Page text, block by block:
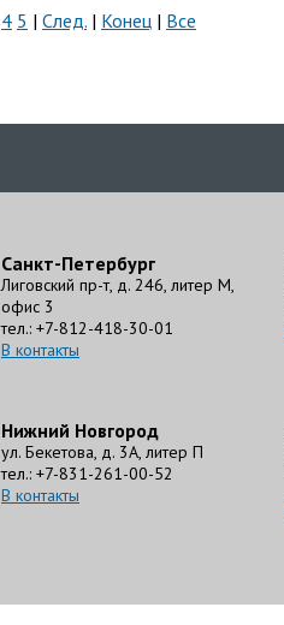
4 5 | След. | Конец | Все
Санкт-Петербург
Лиговский пр-т, д. 246, литер М,
офис 3
тел.: +7-812-418-30-01
В контакты
Нижний Новгород
ул. Бекетова, д. 3А, литер П
тел.: +7-831-261-00-52
В контакты